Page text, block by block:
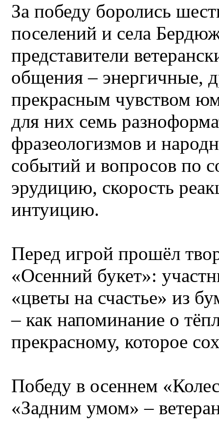
За победу боролись
поселений и села
представители
общения – энергичные,
прекрасным чувством
для них семь
фразеологизмов и
событий и вопросов по
эрудицию, скорость
интуицию.
Перед игрой прошёл
«Осенний букет»:
«цветы на счастье» из
– как напоминание о
прекрасному, которое
Победу в осеннем
«Задним умом» –